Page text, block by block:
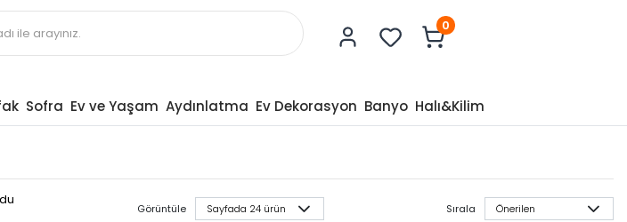
0
Sofra Ev ve Yaşam Aydınlatma Ev Dekorasyon Banyo Halı&Kilim
Görüntüle Sırala